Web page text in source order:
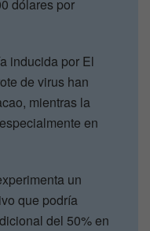
dólares por
inducida por El
de virus han
mientras la
en
un
que podría
del 50% en